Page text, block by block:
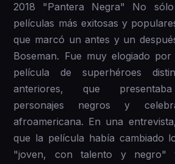
2018 "Pantera Negra" No
películas más exitosas y
que marcó un antes y un
Boseman. Fue muy elogiado
película de superhéroes
anteriores, que presentaba
personajes negros y
afroamericana. En una
que la película había cambiado
"joven, con talento y negro"